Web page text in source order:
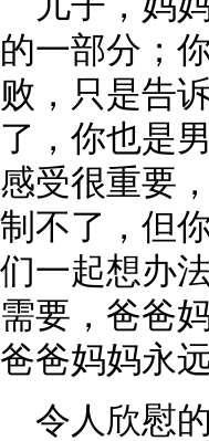
的一部分；
败，只是告
了，你也是
感受很重要
制不了，但
们一起想办
需要，爸爸
爸爸妈妈永
令人欣慰